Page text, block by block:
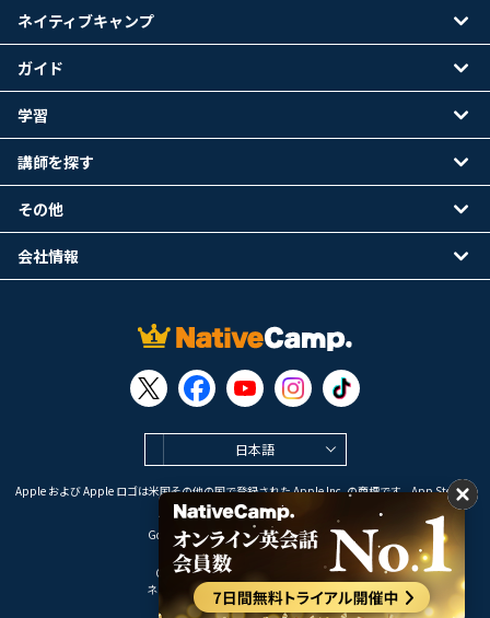
日本語
Apple および Apple ロゴは米国その他の国で登録された Apple Inc. の商標です。App Store は
Apple Inc. のサービスマークです。
Google Play は Google LLC の商標です。
Copyright © 2026 オンライン英会話
ネイティブキャンプ All Rights Reserved.
ネイティブキャンプ
ガイド
学習
講師を探す
その他
会社情報